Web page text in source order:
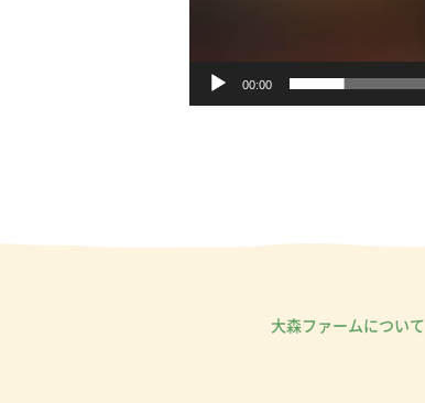
00:00
大森ファームについて